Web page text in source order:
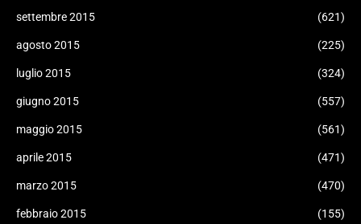
settembre 2015 (621)
agosto 2015 (225)
luglio 2015 (324)
giugno 2015 (557)
maggio 2015 (561)
aprile 2015 (471)
marzo 2015 (470)
febbraio 2015 (155)